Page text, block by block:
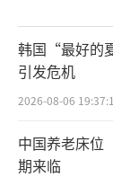
韩国“最好的
引发危机
2026-08-06
中国养老床
期来临